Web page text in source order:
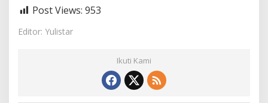
Post Views: 953
Editor: Yulistar
Ikuti Kami